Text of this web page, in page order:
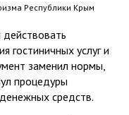
Республики Крым
гостиничных услуг и
заменил нормы,
процедуры
средств.